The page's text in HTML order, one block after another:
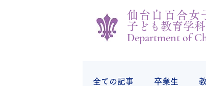
仙台白百合女
子ども教育学科
Department of
全ての記事 卒業生